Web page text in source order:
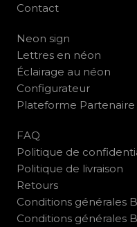
Contact
Neon sign
Lettres en néon
Éclairage au néon
Configurateur
Plateforme Partenaire
FAQ
Politique de
Politique de livraison
Retours
Conditions générales
Conditions générales